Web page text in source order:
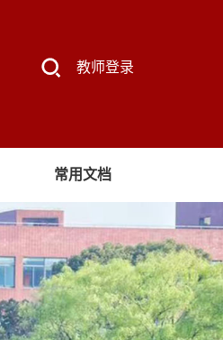
教师登录
常用文档